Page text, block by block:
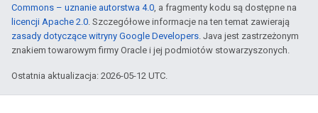
Commons – uznanie autorstwa 4.0, a fragmenty kodu są dostępne na
licencji Apache 2.0. Szczegółowe informacje na ten temat zawierają
zasady dotyczące witryny Google Developers. Java jest zastrzeżonym
znakiem towarowym firmy Oracle i jej podmiotów stowarzyszonych.
Ostatnia aktualizacja: 2026-05-12 UTC.